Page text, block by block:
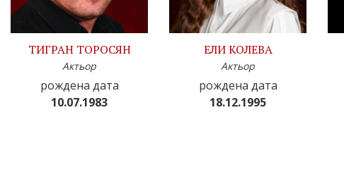
ТИГРАН ТОРОСЯН
Актьор
рождена дата
10.07.1983
ЕЛИ КОЛЕВА
Актьор
рождена дата
18.12.1995